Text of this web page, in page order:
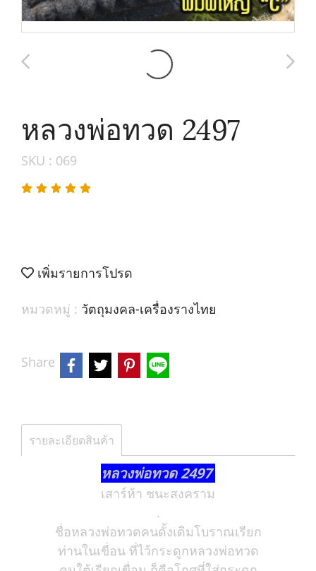
หลวงพ่อทวด 2497
SKU : 069
เพิ่มรายการโปรด
หมวดหมู่ : วัตถุมงคล-เครื่องรางไทย
Share
รายละเอียดสินค้า
หลวงพ่อทวด 2497
เสาร์ห้า ชนะสงคราม
.
ชื่อหลวงพ่อทวดคนดั้งเดิมโบราณเรียก
ท่านในเขื่อน ที่ไว้กระดูกหลวงพ่อทวด